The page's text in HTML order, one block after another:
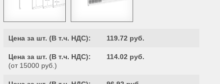
Цена за шт. (В т.ч. НДС): 119.72 руб.
Цена за шт. (В т.ч. НДС):
(от 15000 руб.)
114.02 руб.